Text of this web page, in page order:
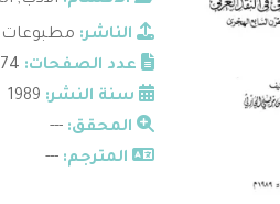
الناشر: مطبوعات
عدد الصفحات:
سنة النشر:
المحقق: ---
المترجم: ---